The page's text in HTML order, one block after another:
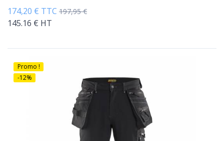
174,20 € TTC 197,95 €
145.16 € HT
Promo !
-12%